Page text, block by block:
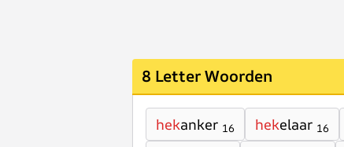
8 Letter Woorden
hekanker 16 hekelaar 16